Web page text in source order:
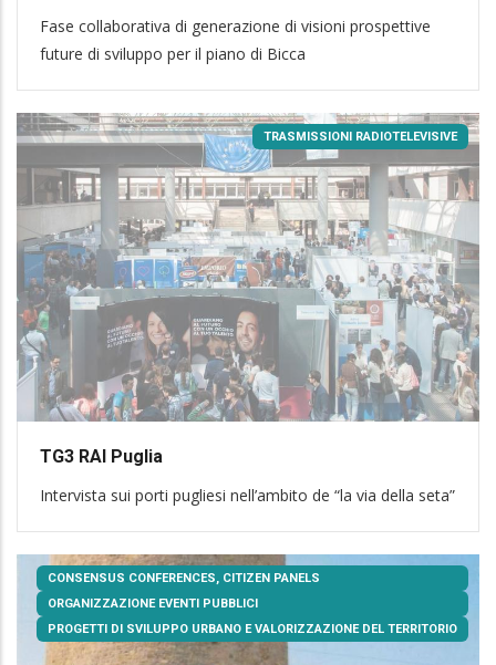
Fase collaborativa di generazione di visioni prospettive
future di sviluppo per il piano di Bicca
TRASMISSIONI RADIOTELEVISIVE
TG3 RAI Puglia
Intervista sui porti pugliesi nell’ambito de “la via della seta”
CONSENSUS CONFERENCES, CITIZEN PANELS
ORGANIZZAZIONE EVENTI PUBBLICI
PROGETTI DI SVILUPPO URBANO E VALORIZZAZIONE DEL TERRITORIO